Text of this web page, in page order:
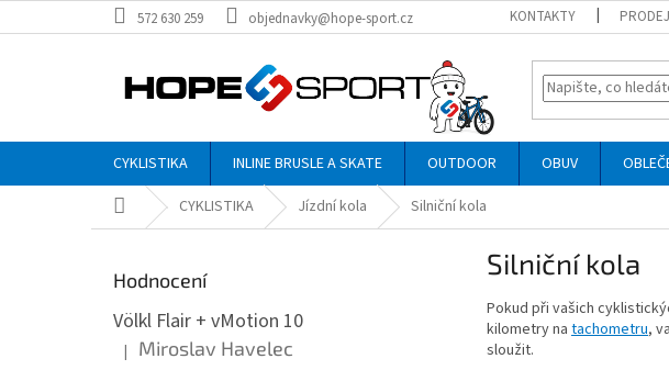
na
572 630 259 objednavky@hope-sport.cz KONTAKTY
CYKLISTIKA INLINE BRUSLE A SKATE OUTDOOR OBUV
Domů CYKLISTIKA Jízdní kola Silniční kola
Hodnocení
Völkl Flair + vMotion 10
Hodnocení produktu je 5 z 5 hvězdiček.
| Miroslav Havelec
Silniční kola
Pokud při vašich
kilometry na tachometru,
sloužit.